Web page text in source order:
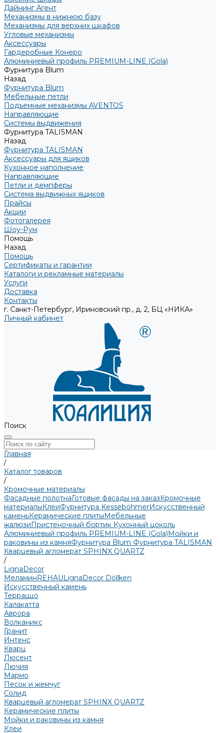
Дайнинг Агент
Механизмы в нижнюю базу
Механизмы для верхних шкафов
Угловые механизмы
Аксессуары
Гардеробные Конеро
Алюминиевый профиль PREMIUM-LINE (Gola)
Фурнитура Blum
Назад
Фурнитура Blum
Мебельные петли
Подъемные механизмы AVENTOS
Направляющие
Системы выдвижения
Фурнитура TALISMAN
Назад
Фурнитура TALISMAN
Аксессуары для ящиков
Кухонное наполнение
Направляющие
Петли и демпферы
Система выдвижных ящиков
Прайсы
Акции
Фотогалерея
Шоу-Рум
Помощь
Назад
Помощь
Сертификаты и гарантии
Каталоги и рекламные материалы
Услуги
Доставка
Контакты
г. Санкт-Петербург, Ириновский пр., д. 2, БЦ «НИКА»
Личный кабинет
Поиск
Главная
/
Каталог товаров
/
Кромочные материалы
Фасадные полотнаГотовые фасады на заказКромочные
материалыКлеиФурнитура KesseböhmerИскусственный
каменьКерамические плитыМебельные
жалюзиПристеночный бортик Кухонный цоколь
Алюминиевый профиль PREMIUM-LINE (Gola)Мойки и
раковины из камняФурнитура Blum Фурнитура TALISMAN
Кварцевый агломерат SPHINX QUARTZ
/
LignaDecor
МеламинREHAULignaDecor Döllken
Искусственный камень
Терраццо
Калакатта
Аврора
Волканикс
Гранит
Интенс
Кварц
Люсент
Лючия
Мармо
Песок и жемчуг
Солид
Кварцевый агломерат SPHINX QUARTZ
Керамические плиты
Мойки и раковины из камня
Клеи